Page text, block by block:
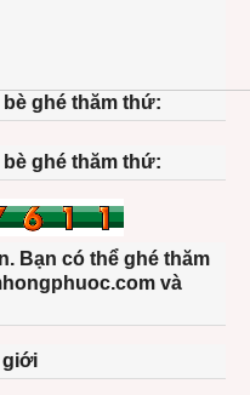
ghé thăm thứ:
ghé thăm thứ:
Bạn có thể ghé thăm
và
giới